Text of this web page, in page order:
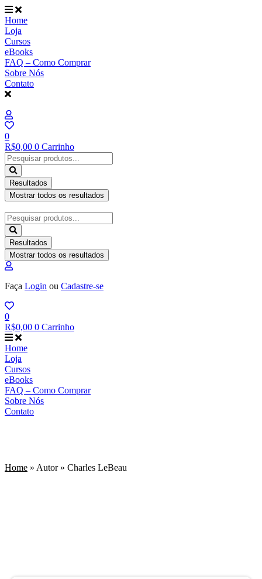
Ir
para
o
conteúdo
Home
Loja
Cursos
eBooks
FAQ – Como Comprar
Sobre Nós
Contato
0
R$0,00 0 Carrinho
Pesquisar
...
Resultados
Mostrar todos os resultados
Pesquisar
...
Resultados
Mostrar todos os resultados
Faça Login ou Cadastre-se
0
R$0,00 0 Carrinho
Home
Loja
Cursos
eBooks
FAQ – Como Comprar
Sobre Nós
Contato
Home » Autor» Charles LeBeau